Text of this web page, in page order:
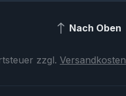
Nach Oben
zzgl. Versandkosten